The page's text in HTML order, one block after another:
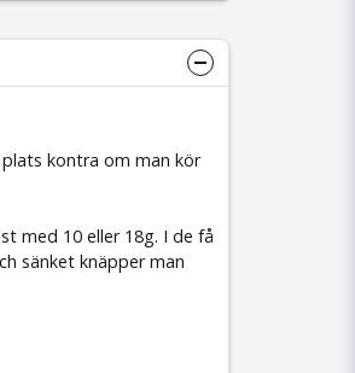
kontra om man kör
med 10 eller 18g. I de få
sänket knäpper man